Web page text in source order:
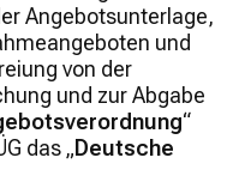
Angebotsunterlage,
und
von der
und zur Abgabe
“
das „Deutsche